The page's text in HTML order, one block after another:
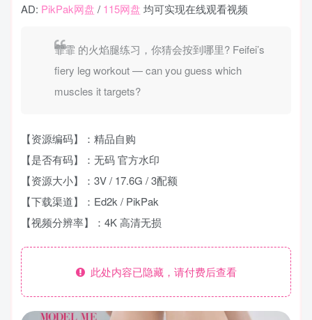
AD: PikPak网盘 / 115网盘 均可实现在线观看视频
霏霏 的火焰腿练习，你猜会按到哪里? Feifei’s
fiery leg workout — can you guess which
muscles it targets?
【资源编码】：精品自购
【是否有码】：无码 官方水印
【资源大小】：3V / 17.6G / 3配额
【下载渠道】：Ed2k / PikPak
【视频分辨率】：4K 高清无损
此处内容已隐藏，请付费后查看